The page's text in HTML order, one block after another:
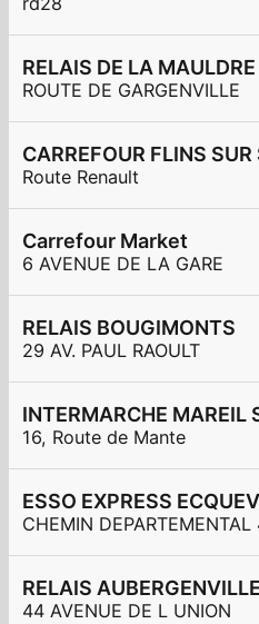
RELAIS DE LA MAULDRE
ROUTE DE GARGENVILLE
CARREFOUR FLINS SUR
Route Renault
Carrefour Market
6 AVENUE DE LA GARE
RELAIS BOUGIMONTS
29 AV. PAUL RAOULT
16, Route de Mante
CHEMIN DEPARTEMENTAL
RELAIS AUBERGENVILLE
44 AVENUE DE L UNION